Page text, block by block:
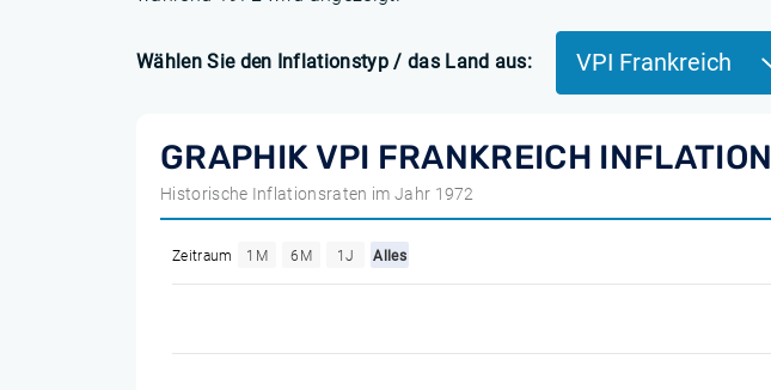
Wählen Sie den Inflationstyp / das Land aus: VPI Frankreich
GRAPHIK VPI FRANKREICH INFLATION
Historische Inflationsraten im Jahr 1972
Zeitraum 1M 6M 1J Alles